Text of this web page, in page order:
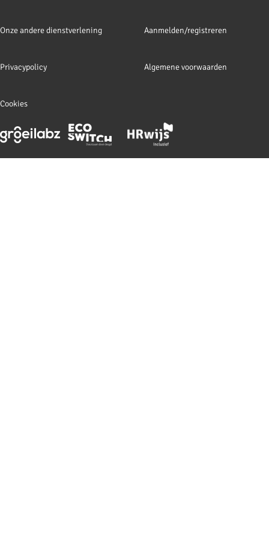
Onze andere dienstverlening Aanmelden/registreren
Privacypolicy Algemene voorwaarden
Cookies